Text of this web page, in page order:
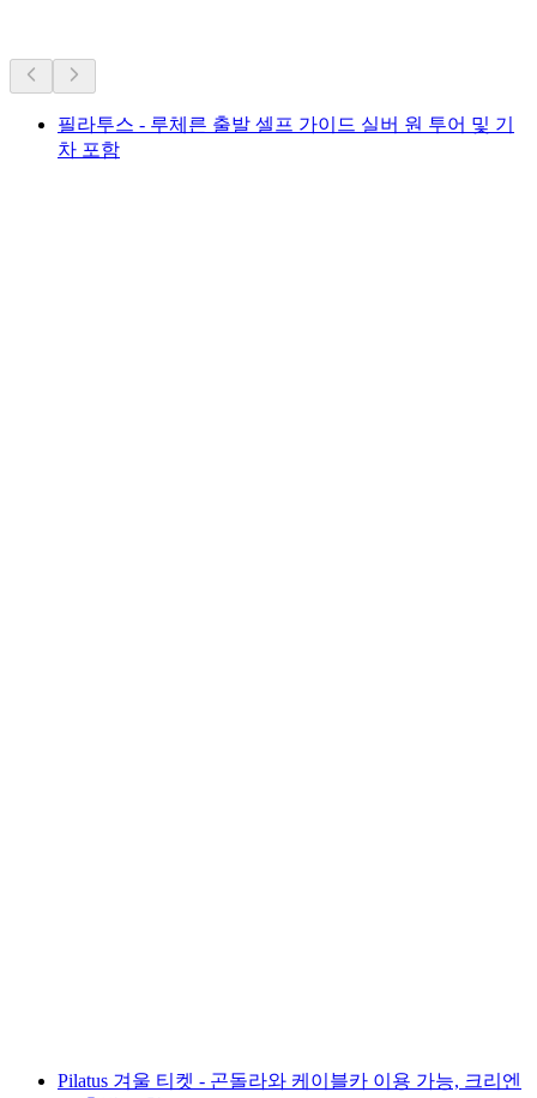
필라투스 - 루체른 출발 셀프 가이드 실버 원 투어 및 기
차 포함
Pilatus 겨울 티켓 - 곤돌라와 케이블카 이용 가능, 크리엔